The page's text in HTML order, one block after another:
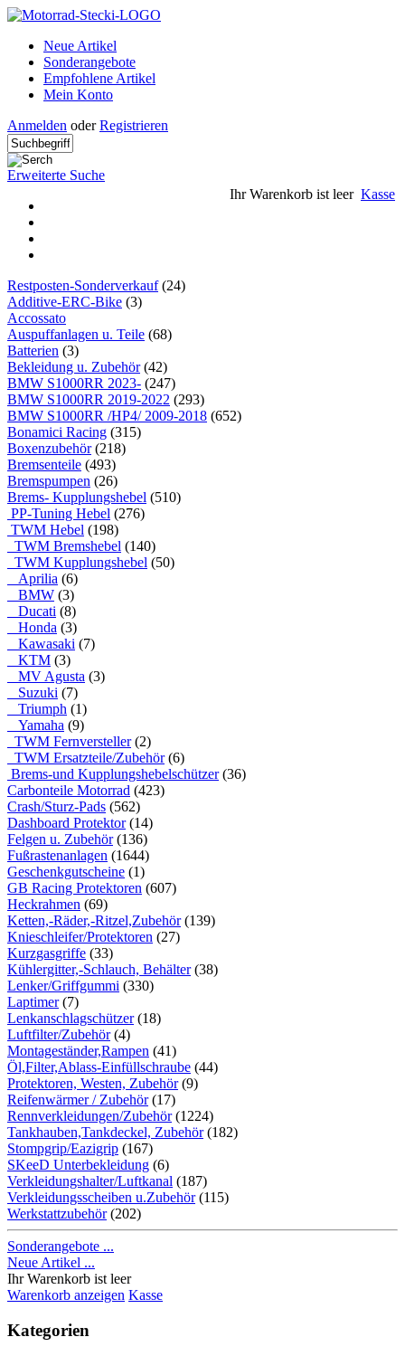
Neue Artikel
Sonderangebote
Empfohlene Artikel
Mein Konto
Anmelden oderRegistrieren
Erweiterte Suche
Ihr Warenkorb ist leer Kasse
Restposten-Sonderverkauf(24)
Additive-ERC-Bike (3)
Accossato
Auspuffanlagen u. Teile (68)
Batterien (3)
Bekleidung u. Zubehör(42)
BMW S1000RR 2023- (247)
BMW S1000RR 2019-2022 (293)
BMW S1000RR /HP4/ 2009-2018 (652)
Bonamici Racing (315)
Boxenzubehör(218)
Bremsenteile (493)
Bremspumpen (26)
Brems- Kupplungshebel (510)
PP-Tuning Hebel (276)
TWM Hebel (198)
TWM Bremshebel (140)
TWM Kupplungshebel (50)
Aprilia (6)
BMW (3)
Ducati (8)
Honda (3)
Kawasaki (7)
KTM (3)
MV Agusta (3)
Suzuki (7)
Triumph (1)
Yamaha (9)
TWM Fernversteller(2)
TWM Ersatzteile/Zubehör(6)
Brems-und Kupplungshebelschützer(36)
Carbonteile Motorrad (423)
Crash/Sturz-Pads (562)
Dashboard Protektor(14)
Felgen u. Zubehör(136)
Fußrastenanlagen (1644)
Geschenkgutscheine (1)
GB Racing Protektoren (607)
Heckrahmen (69)
Ketten,-Räder,-Ritzel,Zubehör(139)
Knieschleifer/Protektoren (27)
Kurzgasgriffe (33)
Kühlergitter,-Schlauch, Behälter(38)
Lenker/Griffgummi (330)
Laptimer(7)
Lenkanschlagschützer(18)
Luftfilter/Zubehör(4)
Montageständer,Rampen (41)
Öl,Filter,Ablass-Einfüllschraube (44)
Protektoren, Westen, Zubehör(9)
Reifenwärmer / Zubehör(17)
Rennverkleidungen/Zubehör(1224)
Tankhauben,Tankdeckel, Zubehör(182)
Stompgrip/Eazigrip (167)
SKeeD Unterbekleidung (6)
Verkleidungshalter/Luftkanal (187)
Verkleidungsscheiben u.Zubehör(115)
Werkstattzubehör(202)
Sonderangebote ...
Neue Artikel ...
Ihr Warenkorb ist leer
Warenkorb anzeigen Kasse
Kategorien